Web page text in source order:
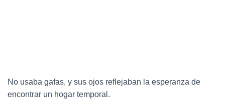
No usaba gafas, y sus ojos reflejaban la esperanza de
encontrar un hogar temporal.